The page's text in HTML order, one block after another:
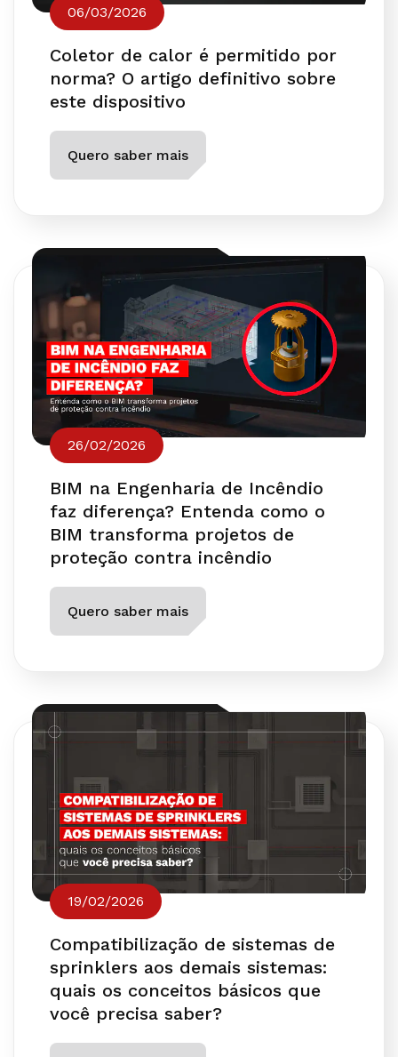
06/03/2026
Coletor de calor é permitido por
norma? O artigo definitivo sobre
este dispositivo
Quero saber mais
26/02/2026
BIM na Engenharia de Incêndio
faz diferença? Entenda como o
BIM transforma projetos de
proteção contra incêndio
Quero saber mais
19/02/2026
Compatibilização de sistemas de
sprinklers aos demais sistemas:
quais os conceitos básicos que
você precisa saber?